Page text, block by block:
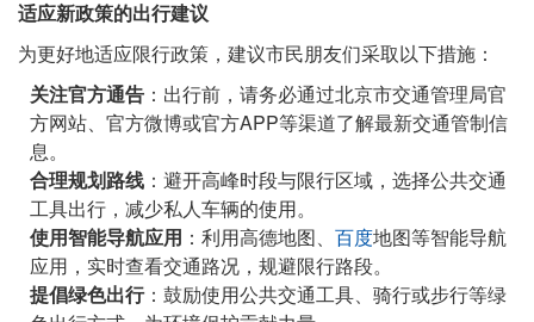
适应新政策的出行建议
为更好地适应限行政策，建议市民朋友们采取以下措施：
关注官方通告 ：出行前，请务必通过北京市交通管理局官
方网站、官方微博或官方APP等渠道了解最新交通管制信
息。
合理规划路线 ：避开高峰时段与限行区域，选择公共交通
工具出行，减少私人车辆的使用。
使用智能导航应用 ：利用高德地图、 百度地图等智能导航
应用，实时查看交通路况，规避限行路段。
提倡绿色出行：鼓励使用公共交通工具、骑行或步行等绿